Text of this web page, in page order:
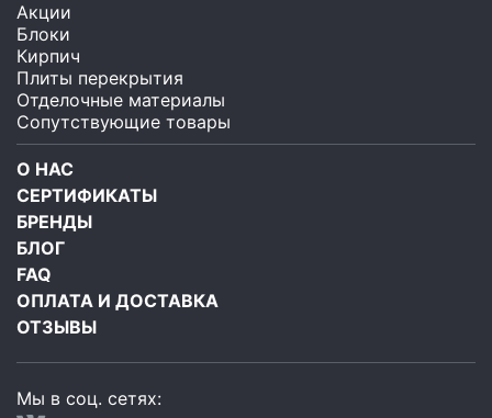
Акции
Блоки
Кирпич
Плиты перекрытия
Отделочные материалы
Сопутствующие товары
О НАС
СЕРТИФИКАТЫ
БРЕНДЫ
БЛОГ
FAQ
ОПЛАТА И ДОСТАВКА
ОТЗЫВЫ
Мы в соц. сетях: